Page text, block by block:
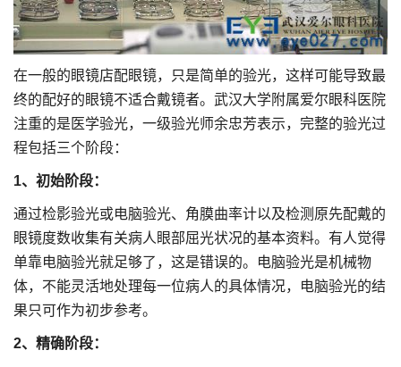
在一般的眼镜店配眼镜，只是简单的验光，这样可能导致最
终的配好的眼镜不适合戴镜者。武汉大学附属爱尔眼科医院
注重的是医学验光，一级验光师余忠芳表示，完整的验光过
程包括三个阶段：
1、初始阶段：
通过检影验光或电脑验光、角膜曲率计以及检测原先配戴的
眼镜度数收集有关病人眼部屈光状况的基本资料。有人觉得
单靠电脑验光就足够了，这是错误的。电脑验光是机械物
体，不能灵活地处理每一位病人的具体情况，电脑验光的结
果只可作为初步参考。
2、精确阶段：